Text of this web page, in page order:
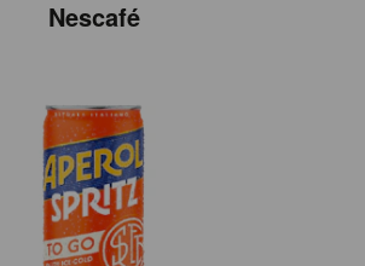
Nescafé